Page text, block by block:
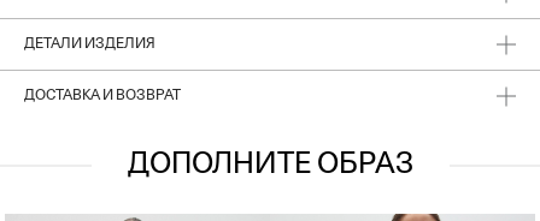
ДЕТАЛИ ИЗДЕЛИЯ
ДОСТАВКА И ВОЗВРАТ
ДОПОЛНИТЕ ОБРАЗ